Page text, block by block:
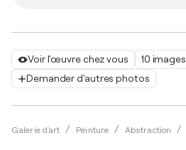
Voir l'œuvre chez vous
10 images
Demander d'autres photos
Galerie d'art Peinture Abstraction